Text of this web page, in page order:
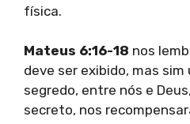
física.
Mateus 6:16-18 nos
deve ser exibido, mas
segredo, entre nós e
secreto, nos